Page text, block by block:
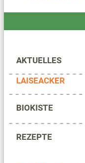
AKTUELLES
LAISEACKER
BIOKISTE
REZEPTE